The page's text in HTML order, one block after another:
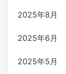
2025年8月
2025年6月
2025年5月